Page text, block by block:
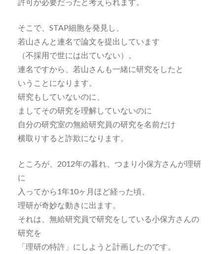
そこで、STAP細胞を発見し、
若山さんと連名で論文を提出しています
（不採用で世には出ていない）。
連名ですから、若山さんも一緒に研究をしたと
いうことになります。
研究もしていないのに、
ましてその研究を理解していないのに
自分の研究室の無給研究員の研究を名前だけ
横取りすると詐欺になります。
ところが、2012年の暮れ、つまり小保方さんが理研
に
入ってから1年10ヶ月ほど経った頃、
理研が奇妙な動きに出ます。
それは、無給研究員で研究をしている小保方さんの
研究を
「理研の特許」にしようと計画したのです。